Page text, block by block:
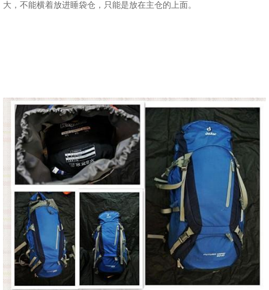
大，不能横着放进睡袋仓，只能是放在主仓的上面。